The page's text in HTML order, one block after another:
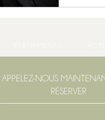
APPELEZ-NOUS
RÉSERVER